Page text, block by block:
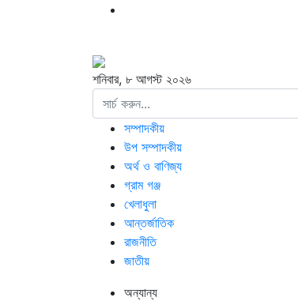
শনিবার, ৮ আগস্ট ২০২৬
সম্পাদকীয়
উপ সম্পাদকীয়
অর্থ ও বাণিজ্য
গ্রাম গঞ্জ
খেলাধুলা
আন্তর্জাতিক
রাজনীতি
জাতীয়
অন্যান্য